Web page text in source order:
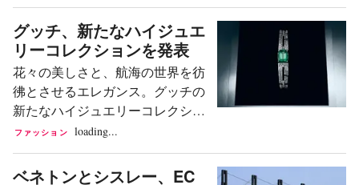
の境界線を探...
ンターナショナルの戦略を要約し
たものである。 同社は、メゾン
マルジェラ、マルニ、ジル サンダ
ー、そしてディーゼルのフットウ
ェア、バッグ、スモールレザーグ
ッズのコレクションなど、OTBの
ポートフォリオにある複数のブラ
た。同社の目的は、最もダイナミ
ックな市場での存在感を確立し、
ブランドのポジショニングを強化
することである。 プレスリリース
によれば、ヨーロッパおよび米国
は同グループにとって最も業績が
良く、安定した市場であり、現在
の主要な成長ドライバーとなって
いる。一方、高いポテンシャルを
グッチ、新たなハイジュエ
リーコレクションを発表
花々の美しさと、航海の世界を彷
彿とさせるエレガンス。グッチの
新たなハイジュエリーコレクショ
ンは、この二つの要素を軸に展開
が誇るイタリアの卓越したクラフ
ファッション loading...
ベネトンとシスレー、EC